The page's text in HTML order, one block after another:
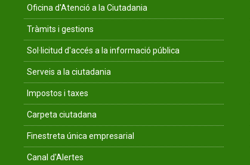
Oficina d'Atenció a la Ciutadania
Tràmits i gestions
Sol·licitud d'accés a la informació pública
Serveis a la ciutadania
Impostos i taxes
Carpeta ciutadana
Finestreta única empresarial
Canal d'Alertes